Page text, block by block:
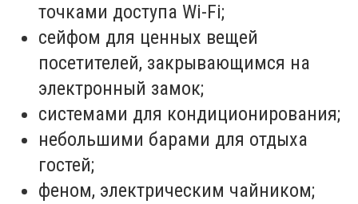
точками доступа Wi-Fi;
сейфом для ценных вещей
посетителей, закрывающимся на
электронный замок;
системами для кондиционирования;
небольшими барами для отдыха
гостей;
феном, электрическим чайником;